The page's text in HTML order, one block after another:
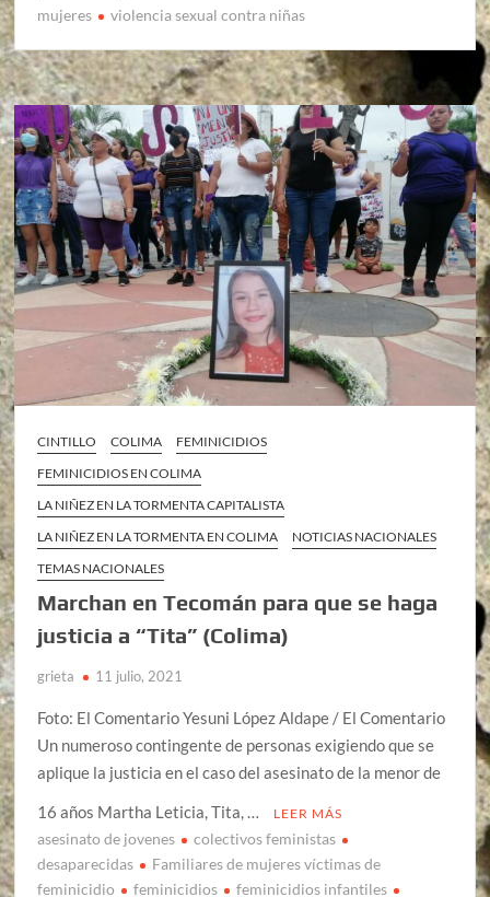
mujeres
violencia sexual contra niñas
CINTILLO COLIMA
FEMINICIDIOS
FEMINICIDIOS EN COLIMA
LA NIÑEZ EN LA TORMENTA CAPITALISTA
LA NIÑEZ EN LA TORMENTA EN COLIMA
NOTICIAS NACIONALES
TEMAS NACIONALES
Marchan en Tecomán para que se haga
justicia a “Tita” (Colima)
grieta 11 julio, 2021
Foto: El Comentario Yesuni López Aldape / El Comentario
Un numeroso contingente de personas exigiendo que se
aplique la justicia en el caso del asesinato de la menor de
16 años Martha Leticia, Tita, …
LEER MÁS
asesinato de jovenes
colectivos feministas
desaparecidas
Familiares de mujeres víctimas de
feminicidio
feminicidios feminicidios infantiles